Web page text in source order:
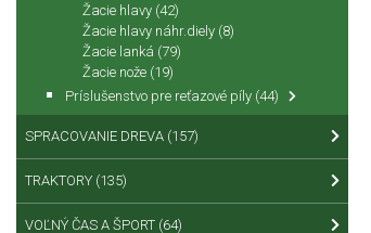
Žacie hlavy (42)
Žacie hlavy náhr.diely (8)
Žacie lanká (79)
Žacie nože (19)
Príslušenstvo pre reťazové píly (44)
SPRACOVANIE DREVA (157)
TRAKTORY (135)
VOĽNÝ ČAS A ŠPORT (64)